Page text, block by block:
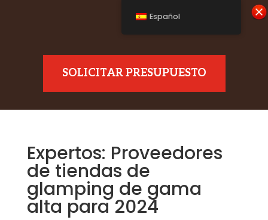
SOLICITAR PRESUPUESTO
Expertos: Proveedores
de tiendas de
glamping de gama
alta para 2024
Español